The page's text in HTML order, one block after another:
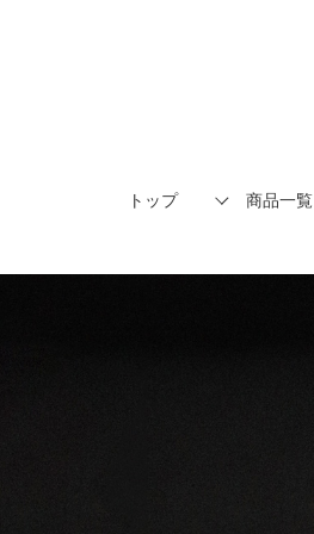
トップ 商品一覧